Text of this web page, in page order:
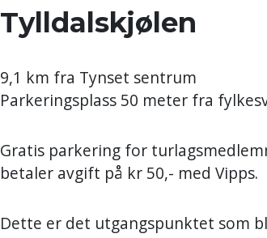
Tylldalskjølen
9,1 km fra Tynset sentrum
Parkeringsplass 50 meter fra
Gratis parkering for
betaler avgift på kr 50,- med Vipps.
Dette er det utgangspunktet som